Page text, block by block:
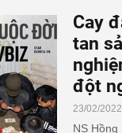
Cay
tan
đột
23/02/
NS Hồng